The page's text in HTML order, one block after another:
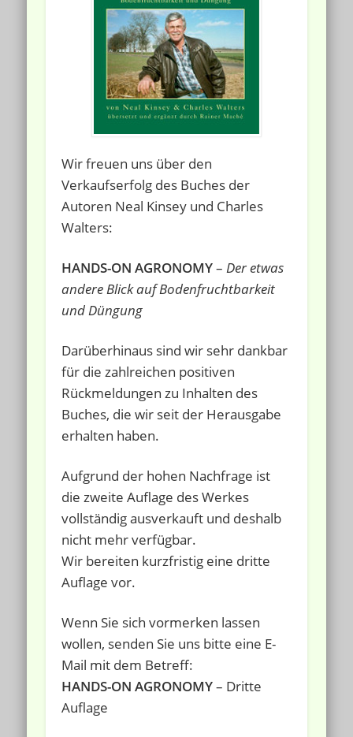
Wir freuen uns über den
Verkaufserfolg des Buches der
Autoren Neal Kinsey und Charles
Walters:
HANDS-ON AGRONOMY–Der etwas
andere Blick auf Bodenfruchtbarkeit
und Düngung
Darüberhinaus sind wir sehr dankbar
für die zahlreichen positiven
Rückmeldungen zu Inhalten des
Buches, die wir seit der Herausgabe
erhalten haben.
Aufgrund der hohen Nachfrage ist
die zweite Auflage des Werkes
vollständig ausverkauft und deshalb
nicht mehr verfügbar.
Wir bereiten kurzfristig eine dritte
Auflage vor.
Wenn Sie sich vormerken lassen
wollen, senden Sie uns bitte eine E-
Mail mit dem Betreff:
HANDS-ON AGRONOMY– Dritte
Auflage